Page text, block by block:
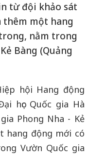
từ đội khảo sát
thêm một hang
nằm trong
Bàng (Quảng
hội Hang động
học Quốc gia Hà
Phong Nha - Kẻ
hang động mới có
Vườn Quốc gia